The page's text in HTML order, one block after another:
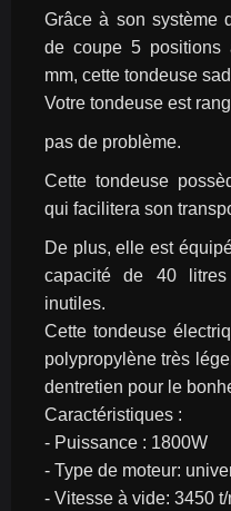
Grâce à son système
de coupe 5 positions
mm, cette tondeuse
Votre tondeuse est
pas de problème.
Cette tondeuse
qui facilitera son
De plus, elle est
capacité de 40
inutiles.
Cette tondeuse
polypropylène très
dentretien pour le
Caractéristiques :
- Puissance : 1800W
- Type de moteur:
- Vitesse à vide: 3450 t/